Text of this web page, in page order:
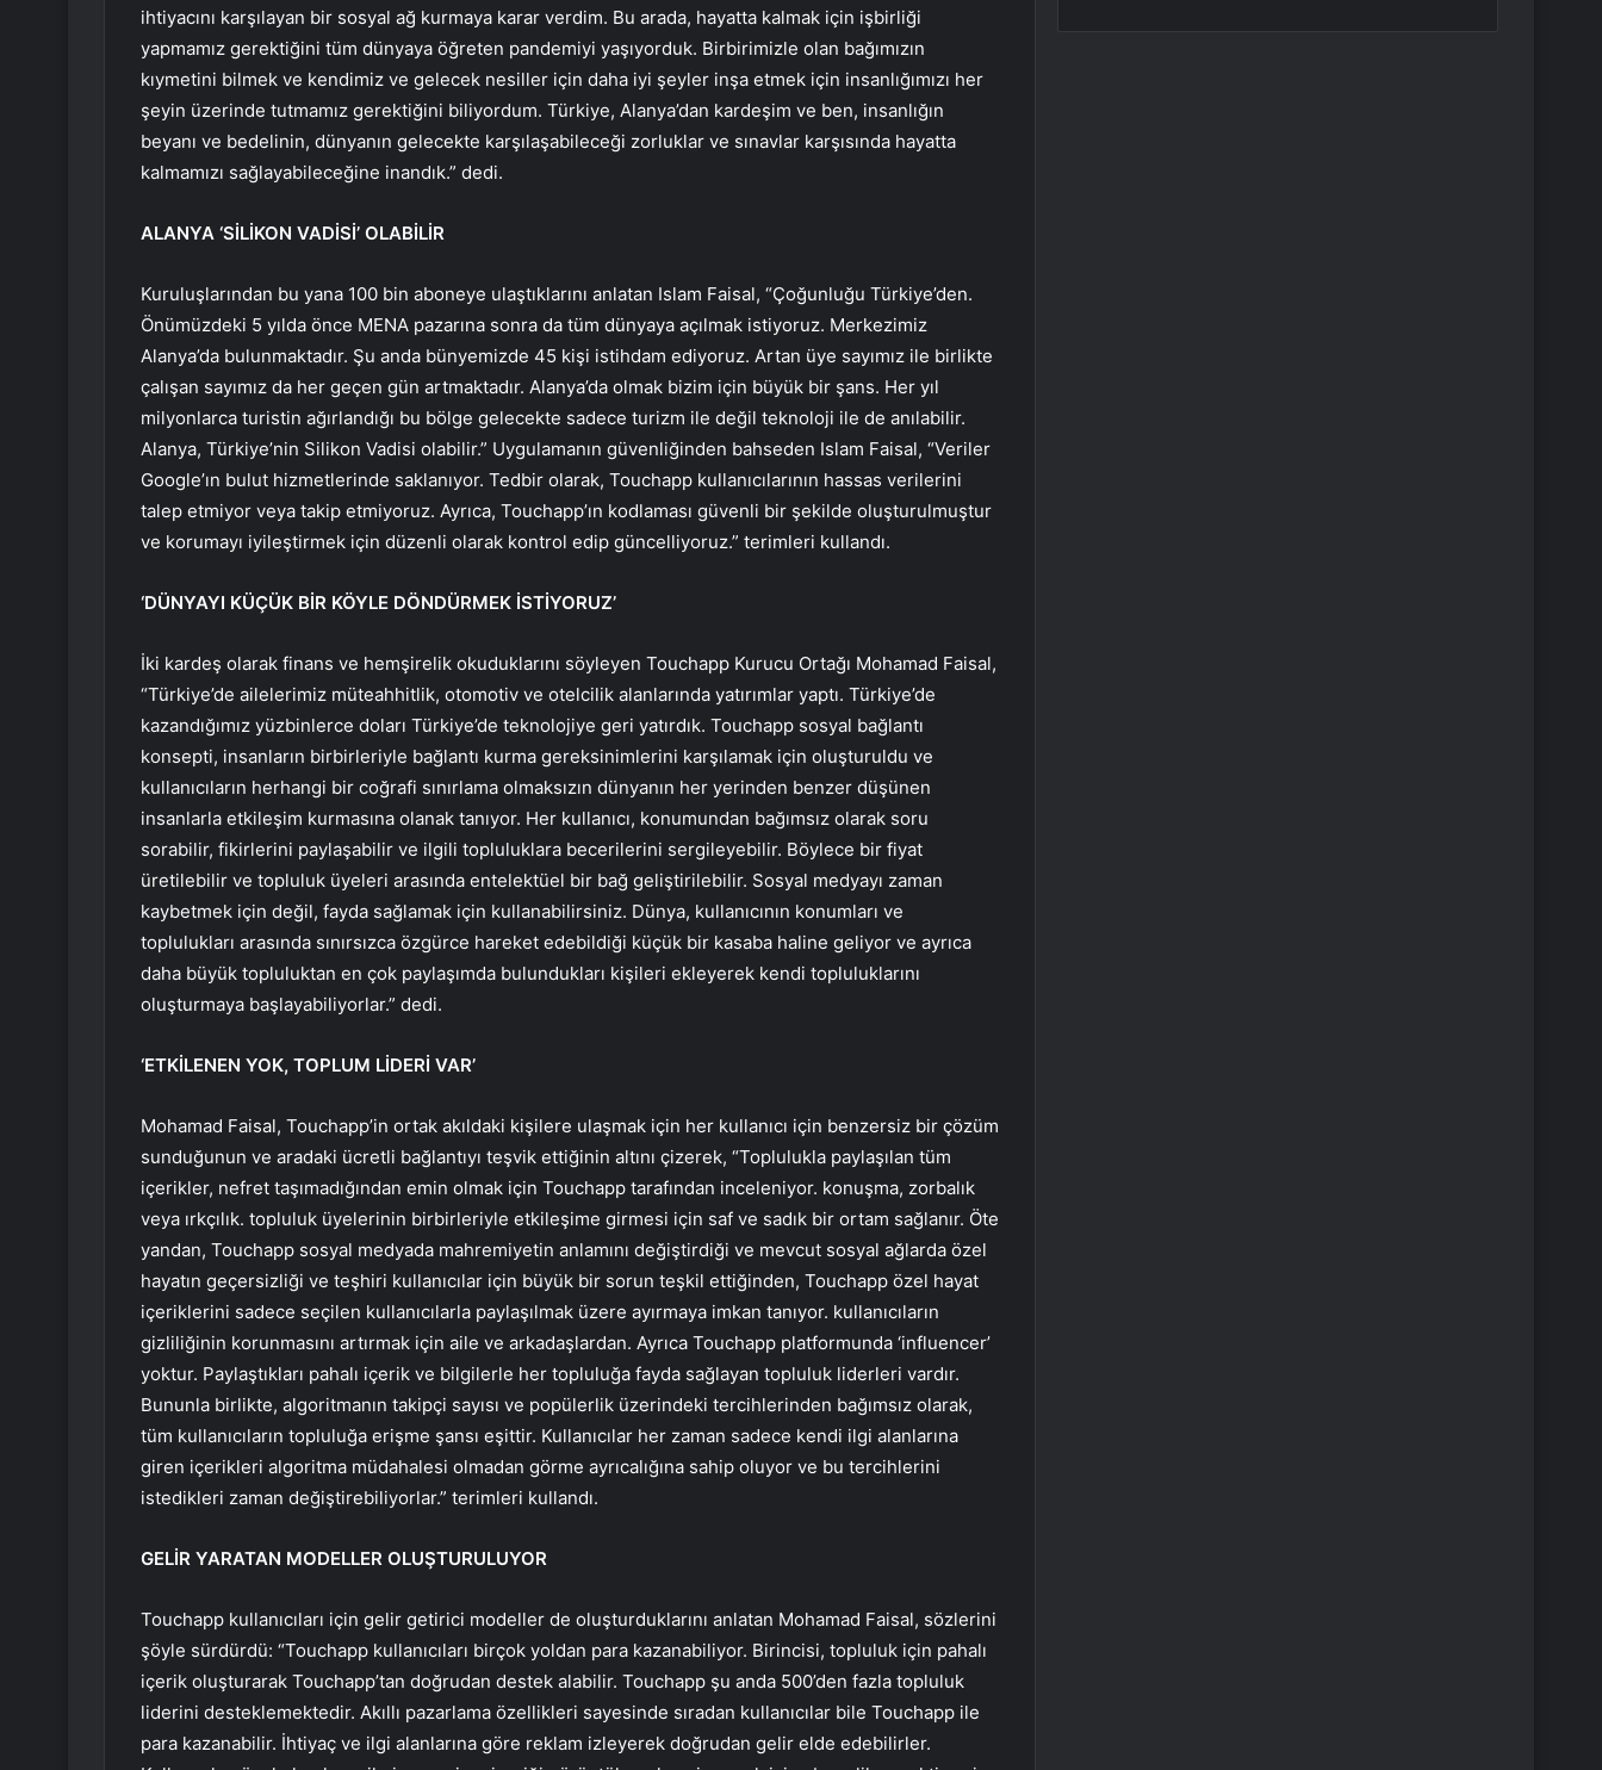
ihtiyacını karşılayan bir sosyal ağ kurmaya karar verdim. Bu arada, hayatta kalmak için işbirliği
yapmamız gerektiğini tüm dünyaya öğreten pandemiyi yaşıyorduk. Birbirimizle olan bağımızın
kıymetini bilmek ve kendimiz ve gelecek nesiller için daha iyi şeyler inşa etmek için insanlığımızı her
şeyin üzerinde tutmamız gerektiğini biliyordum. Türkiye, Alanya’dan kardeşim ve ben, insanlığın
beyanı ve bedelinin, dünyanın gelecekte karşılaşabileceği zorluklar ve sınavlar karşısında hayatta
kalmamızı sağlayabileceğine inandık.” dedi.
ALANYA ‘SİLİKON VADİSİ’ OLABİLİR
Kuruluşlarından bu yana 100 bin aboneye ulaştıklarını anlatan Islam Faisal, “Çoğunluğu Türkiye’den.
Önümüzdeki 5 yılda önce MENA pazarına sonra da tüm dünyaya açılmak istiyoruz. Merkezimiz
Alanya’da bulunmaktadır. Şu anda bünyemizde 45 kişi istihdam ediyoruz. Artan üye sayımız ile birlikte
çalışan sayımız da her geçen gün artmaktadır. Alanya’da olmak bizim için büyük bir şans. Her yıl
milyonlarca turistin ağırlandığı bu bölge gelecekte sadece turizm ile değil teknoloji ile de anılabilir.
Alanya, Türkiye’nin Silikon Vadisi olabilir.” Uygulamanın güvenliğinden bahseden Islam Faisal, “Veriler
Google’ın bulut hizmetlerinde saklanıyor. Tedbir olarak, Touchapp kullanıcılarının hassas verilerini
talep etmiyor veya takip etmiyoruz. Ayrıca, Touchapp’ın kodlaması güvenli bir şekilde oluşturulmuştur
ve korumayı iyileştirmek için düzenli olarak kontrol edip güncelliyoruz.” terimleri kullandı.
‘DÜNYAYI KÜÇÜK BİR KÖYLE DÖNDÜRMEK İSTİYORUZ’
İki kardeş olarak finans ve hemşirelik okuduklarını söyleyen Touchapp Kurucu Ortağı Mohamad Faisal,
“Türkiye’de ailelerimiz müteahhitlik, otomotiv ve otelcilik alanlarında yatırımlar yaptı. Türkiye’de
kazandığımız yüzbinlerce doları Türkiye’de teknolojiye geri yatırdık. Touchapp sosyal bağlantı
konsepti, insanların birbirleriyle bağlantı kurma gereksinimlerini karşılamak için oluşturuldu ve
kullanıcıların herhangi bir coğrafi sınırlama olmaksızın dünyanın her yerinden benzer düşünen
insanlarla etkileşim kurmasına olanak tanıyor. Her kullanıcı, konumundan bağımsız olarak soru
sorabilir, fikirlerini paylaşabilir ve ilgili topluluklara becerilerini sergileyebilir. Böylece bir fiyat
üretilebilir ve topluluk üyeleri arasında entelektüel bir bağ geliştirilebilir. Sosyal medyayı zaman
kaybetmek için değil, fayda sağlamak için kullanabilirsiniz. Dünya, kullanıcının konumları ve
toplulukları arasında sınırsızca özgürce hareket edebildiği küçük bir kasaba haline geliyor ve ayrıca
daha büyük topluluktan en çok paylaşımda bulundukları kişileri ekleyerek kendi topluluklarını
oluşturmaya başlayabiliyorlar.” dedi.
‘ETKİLENEN YOK, TOPLUM LİDERİ VAR’
Mohamad Faisal, Touchapp’in ortak akıldaki kişilere ulaşmak için her kullanıcı için benzersiz bir çözüm
sunduğunun ve aradaki ücretli bağlantıyı teşvik ettiğinin altını çizerek, “Toplulukla paylaşılan tüm
içerikler, nefret taşımadığından emin olmak için Touchapp tarafından inceleniyor. konuşma, zorbalık
veya ırkçılık. topluluk üyelerinin birbirleriyle etkileşime girmesi için saf ve sadık bir ortam sağlanır. Öte
yandan, Touchapp sosyal medyada mahremiyetin anlamını değiştirdiği ve mevcut sosyal ağlarda özel
hayatın geçersizliği ve teşhiri kullanıcılar için büyük bir sorun teşkil ettiğinden, Touchapp özel hayat
içeriklerini sadece seçilen kullanıcılarla paylaşılmak üzere ayırmaya imkan tanıyor. kullanıcıların
gizliliğinin korunmasını artırmak için aile ve arkadaşlardan. Ayrıca Touchapp platformunda ‘influencer’
yoktur. Paylaştıkları pahalı içerik ve bilgilerle her topluluğa fayda sağlayan topluluk liderleri vardır.
Bununla birlikte, algoritmanın takipçi sayısı ve popülerlik üzerindeki tercihlerinden bağımsız olarak,
tüm kullanıcıların topluluğa erişme şansı eşittir. Kullanıcılar her zaman sadece kendi ilgi alanlarına
giren içerikleri algoritma müdahalesi olmadan görme ayrıcalığına sahip oluyor ve bu tercihlerini
istedikleri zaman değiştirebiliyorlar.” terimleri kullandı.
GELİR YARATAN MODELLER OLUŞTURULUYOR
Touchapp kullanıcıları için gelir getirici modeller de oluşturduklarını anlatan Mohamad Faisal, sözlerini
şöyle sürdürdü: “Touchapp kullanıcıları birçok yoldan para kazanabiliyor. Birincisi, topluluk için pahalı
içerik oluşturarak Touchapp’tan doğrudan destek alabilir. Touchapp şu anda 500’den fazla topluluk
liderini desteklemektedir. Akıllı pazarlama özellikleri sayesinde sıradan kullanıcılar bile Touchapp ile
para kazanabilir. İhtiyaç ve ilgi alanlarına göre reklam izleyerek doğrudan gelir elde edebilirler.